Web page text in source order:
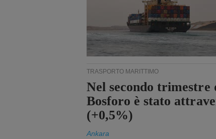
TRASPORTO MARITTIMO
Nel secondo trimestre
Bosforo è stato
(+0,5%)
Ankara